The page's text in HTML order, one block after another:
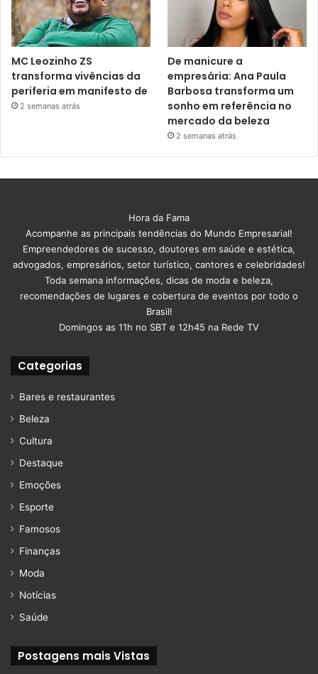
MC Leozinho ZS
transforma vivências da
periferia em manifesto de
2 semanas atrás
De manicure a
empresária: Ana Paula
Barbosa transforma um
sonho em referência no
mercado da beleza
2 semanas atrás
Hora da Fama
Acompanhe as principais tendências do Mundo Empresarial!
Empreendedores de sucesso, doutores em saúde e estética,
advogados, empresários, setor turístico, cantores e celebridades!
Toda semana informações, dicas de moda e beleza,
recomendações de lugares e cobertura de eventos por todo o
Brasil!
Domingos as 11h no SBT e 12h45 na Rede TV
Categorias
Bares e restaurantes
Beleza
Cultura
Destaque
Emoções
Esporte
Famosos
Finanças
Moda
Notícias
Saúde
Postagens mais Vistas